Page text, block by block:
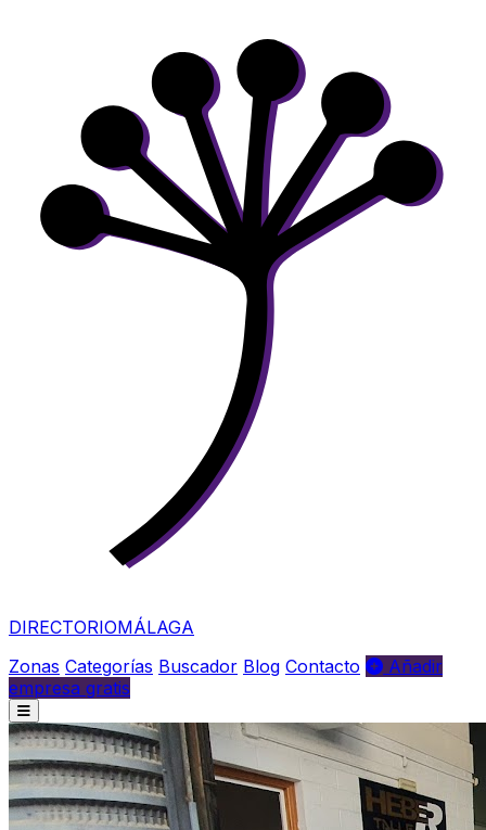
DIRECTORIOMÁLAGA
Zonas Categorías Buscador Blog Contacto
Añadir
empresa gratis